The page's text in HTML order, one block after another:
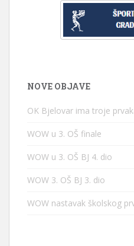
NOVE OBJAVE
OK Bjelovar ima troje
WOW u 3. OŠ finale
WOW u 3. OŠ BJ 4. dio
WOW 3. OŠ BJ 3. dio
WOW nastavak školskog